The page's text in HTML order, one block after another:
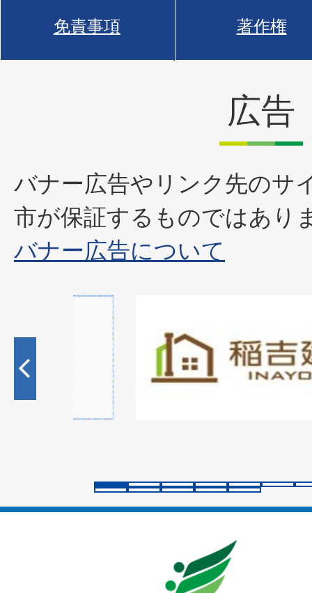
免責事項 著作権
広告
バナー広告やリンク先のサ
市が保証するものではあり
バナー広告について
枚
目
ラ
イ